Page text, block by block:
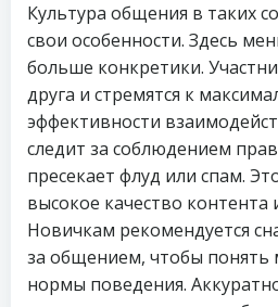
Культура общения в таких
свои особенности. Здесь
больше конкретики.
друга и стремятся к
эффективности
следит за соблюдением
пресекает флуд или спам.
высокое качество контента
Новичкам рекомендуется
за общением, чтобы понять
нормы поведения.